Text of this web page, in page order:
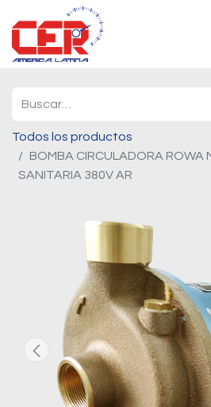
Todos los productos
BOMBA CIRCULADORA ROWA
SANITARIA 380V AR